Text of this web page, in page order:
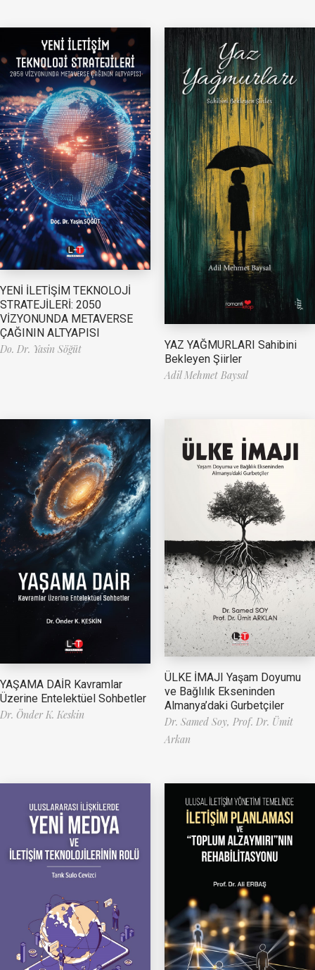
YENİ İLETİŞİM TEKNOLOJİ
STRATEJİLERİ: 2050
VİZYONUNDA METAVERSE
ÇAĞININ ALTYAPISI
Do. Dr. Yasin Söğüt
YAZ YAĞMURLARI Sahibini
Bekleyen Şiirler
Adil Mehmet Baysal
YAŞAMA DAİR Kavramlar
Üzerine Entelektüel Sohbetler
Dr. Önder K. Keskin
ÜLKE İMAJI Yaşam Doyumu
ve Bağlılık Ekseninden
Almanya’daki Gurbetçiler
Dr. Samed Soy, Prof. Dr. Ümit
Arkan